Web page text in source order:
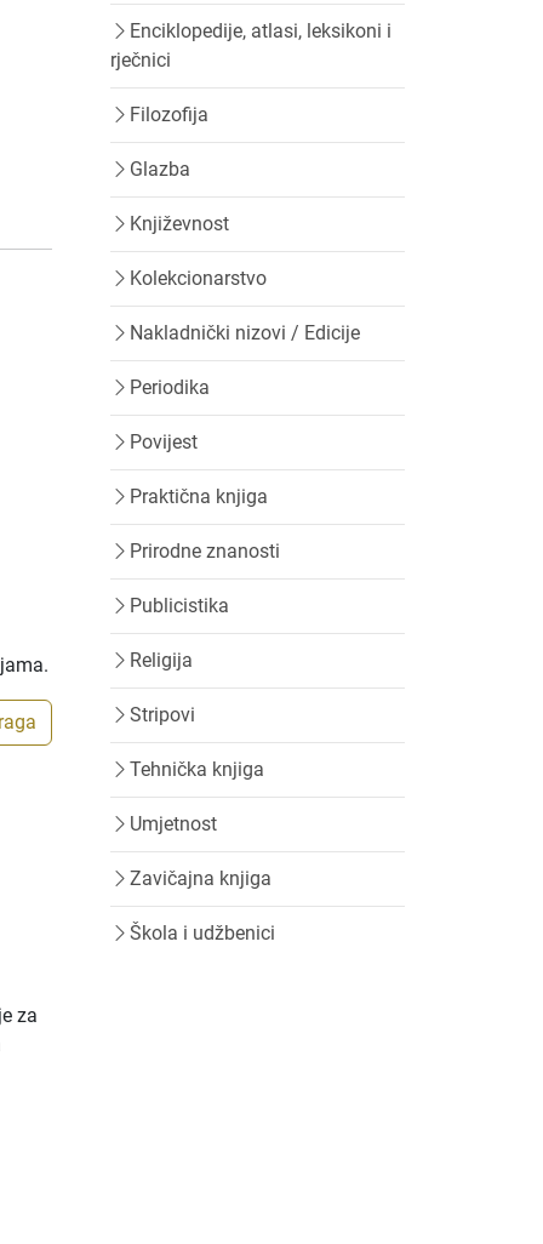
za
Enciklopedije, atlasi, leksikoni i
rječnici
Filozofija
Glazba
Književnost
Kolekcionarstvo
Nakladnički nizovi / Edicije
Periodika
Povijest
Praktična knjiga
Prirodne znanosti
Publicistika
Religija
Stripovi
Tehnička knjiga
Umjetnost
Zavičajna knjiga
Škola i udžbenici